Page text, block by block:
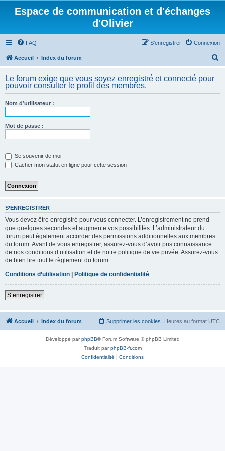
Espace de communication et d'échanges
d'Olivier
FAQ Connexion
S’enregistrer
Accueil Index du forum
h
Le forum exige que vous soyez enregistré et connecté pour
pouvoir consulter le profil des membres.
Nom d’utilisateur :
Mot de passe :
Se souvenir de moi
Cacher mon statut en ligne pour cette session
S’ENREGISTRER
Vous devez être enregistré pour vous connecter. L’enregistrement ne prend
que quelques secondes et augmente vos possibilités. L’administrateur du
forum peut également accorder des permissions additionnelles aux membres
du forum. Avant de vous enregistrer, assurez-vous d’avoir pris connaissance
de nos conditions d’utilisation et de notre politique de vie privée. Assurez-vous
de bien lire tout le règlement du forum.
Conditions d’utilisation | Politique de confidentialité
S’enregistrer
Accueil Index du forum Heures au format UTC
Supprimer les cookies
Développé parphpBB® Forum Software © phpBB Limited
Traduit parphpBB-fr.com
Confidentialité | Conditions